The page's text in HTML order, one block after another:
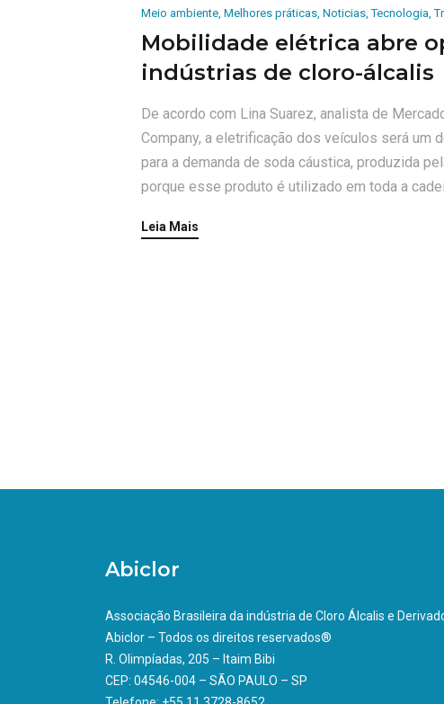
Meio ambiente Melhores práticas Noticias ,Tecnologia ,
Mobilidade elétrica abre
indústrias de cloro-álcalis
De acordo com Lina Suarez, analista de
Company, a eletrificação dos veículos será
para a demanda de soda cáustica, produzida
porque esse produto é utilizado em toda a
Leia Mais
Abiclor
Associação Brasileira da indústria de Cloro Álcalis e
Abiclor – Todos os direitos reservados®
R. Olimpíadas, 205 – Itaim Bibi
CEP: 04546-004 – SÃO PAULO – SP